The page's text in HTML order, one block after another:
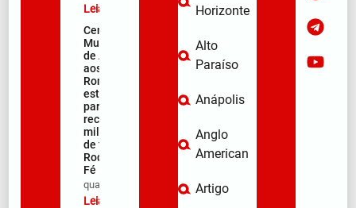
Leia mais »
Centro
Municipal
de Apoio
aos
Romeiros
está pronto
para
receber
milhares
de fiéis na
Rodovia da
Fé
qua/08/2026
Leia mais »
Horizonte
Alto
Paraíso
Anápolis
Anglo
American
Artigo